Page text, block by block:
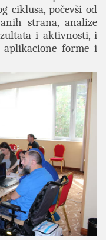
ciklusa, počevši od
strana, analize
i aktivnosti, i
aplikacione forme i